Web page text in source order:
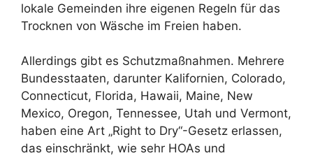
lokale Gemeinden ihre eigenen Regeln für das
Trocknen von Wäsche im Freien haben.
Allerdings gibt es Schutzmaßnahmen. Mehrere
Bundesstaaten, darunter Kalifornien, Colorado,
Connecticut, Florida, Hawaii, Maine, New
Mexico, Oregon, Tennessee, Utah und Vermont,
haben eine Art „Right to Dry“-Gesetz erlassen,
das einschränkt, wie sehr HOAs und